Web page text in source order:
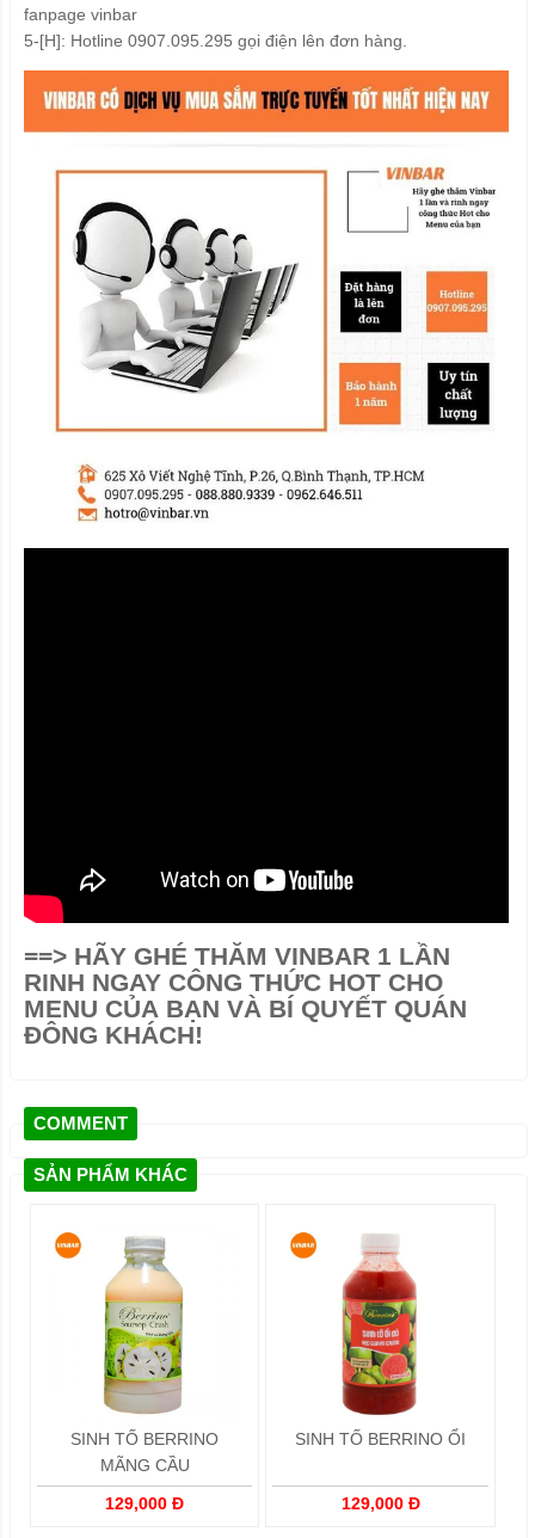
fanpage vinbar
5-[H]: Hotline 0907.095.295 gọi điện lên đơn hàng.
==> HÃY GHÉ THĂM VINBAR 1 LẦN
RINH NGAY CÔNG THỨC HOT CHO
MENU CỦA BẠN VÀ BÍ QUYẾT QUÁN
ĐÔNG KHÁCH!
COMMENT
SẢN PHẨM KHÁC
SINH TỐ BERRINO
MÃNG CẦU
129,000 Đ
SINH TỐ BERRINO ỔI
129,000 Đ